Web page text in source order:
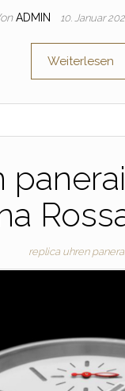
ADMIN 10. Januar
Weiterlesen
replica uhren